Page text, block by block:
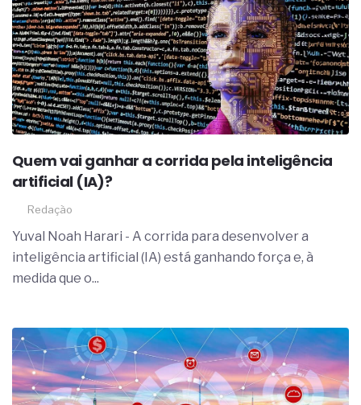
Quem vai ganhar a corrida pela inteligência
artificial (IA)?
Redação
Yuval Noah Harari - A corrida para desenvolver a
inteligência artificial (IA) está ganhando força e, à
medida que o...